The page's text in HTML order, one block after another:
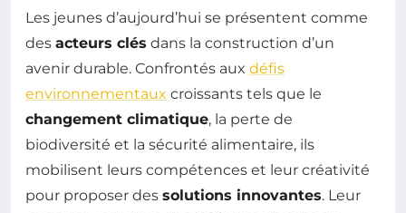
Les jeunes d’aujourd’hui se présentent comme
des acteurs clés dans la construction d’un
avenir durable. Confrontés aux défis
environnementaux croissants tels que le
changement climatique, la perte de
biodiversité et la sécurité alimentaire, ils
mobilisent leurs compétences et leur créativité
pour proposer des solutions innovantes. Leur